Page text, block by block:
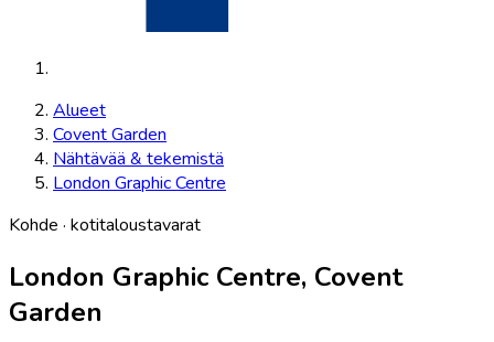
Alueet
Covent Garden
Nähtävää & tekemistä
London Graphic Centre
Kohde · kotitaloustavarat
London Graphic Centre, Covent
Garden